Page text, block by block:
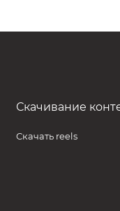
Скачивание
Скачать reels